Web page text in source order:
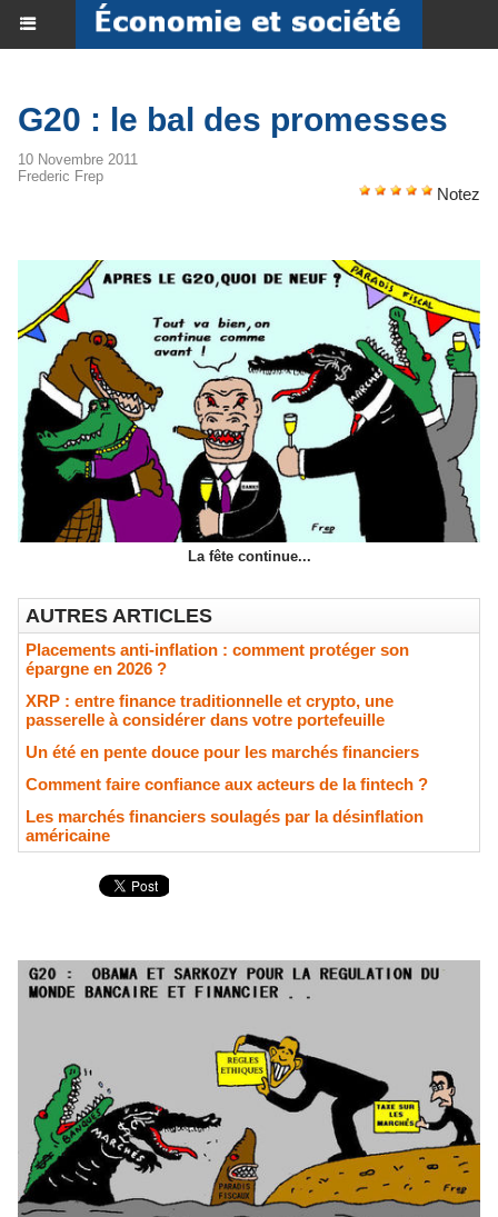
G20 : le bal des promesses
10 Novembre 2011
Frederic Frep
Notez
La fête continue...
AUTRES ARTICLES
Placements anti-inflation : comment protéger son
épargne en 2026 ?
XRP : entre finance traditionnelle et crypto, une
passerelle à considérer dans votre portefeuille
Un été en pente douce pour les marchés financiers
Comment faire confiance aux acteurs de la fintech ?
Les marchés financiers soulagés par la désinflation
américaine